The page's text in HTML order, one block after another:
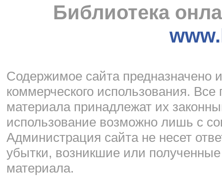
Библиотека
Cодержимое сайта предназначено
коммерческого использования.
материала принадлежат их
использование возможно лишь с
Администрация сайта не несет
убытки, возникшие или
материала.